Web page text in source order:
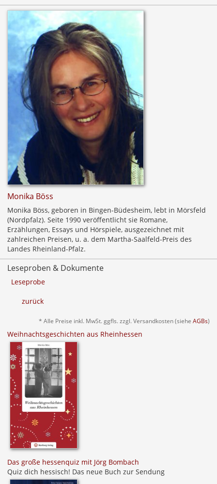
Monika Böss
Monika Böss, geboren in Bingen-Büdesheim, lebt in Mörsfeld
(Nordpfalz). Seite 1990 veröffentlicht sie Romane,
Erzählungen, Essays und Hörspiele, ausgezeichnet mit
zahlreichen Preisen, u. a. dem Martha-Saalfeld-Preis des
Landes Rheinland-Pfalz.
Leseproben & Dokumente
Leseprobe
zurück
* Alle Preise inkl. MwSt. ggfls. zzgl. Versandkosten (siehe AGBs)
Weihnachtsgeschichten aus Rheinhessen
Das große hessenquiz mit Jörg Bombach
Quiz dich hessisch! Das neue Buch zur Sendung